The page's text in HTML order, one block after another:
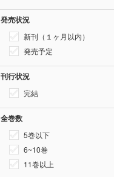
発売状況
新刊（１ヶ月以内）
発売予定
刊行状況
完結
全巻数
5巻以下
6~10巻
11巻以上